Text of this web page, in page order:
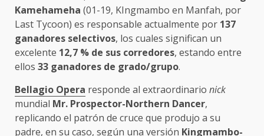
Kamehameha (01-19, KIngmambo en Manfah, por
Last Tycoon) es responsable actualmente por 137
ganadores selectivos, los cuales significan un
excelente 12,7 % de sus corredores, estando entre
ellos 33 ganadores de grado/grupo.
Bellagio Opera responde al extraordinario nick
mundial Mr. Prospector-Northern Dancer,
replicando el patrón de cruce que produjo a su
padre, en su caso, según una versión Kingmambo-